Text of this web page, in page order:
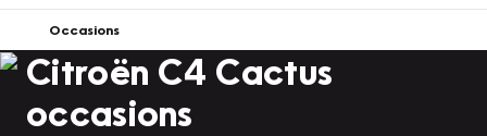
Occasions
Citroën C4 Cactus
occasions